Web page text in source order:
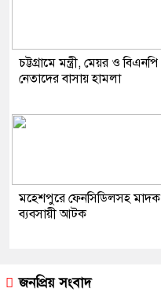
চট্টগ্রামে মন্ত্রী, মেয়র ও বিএনপি
নেতাদের বাসায় হামলা
মহেশপুরে ফেনসিডিলসহ মাদক
ব্যবসায়ী আটক
জনপ্রিয় সংবাদ